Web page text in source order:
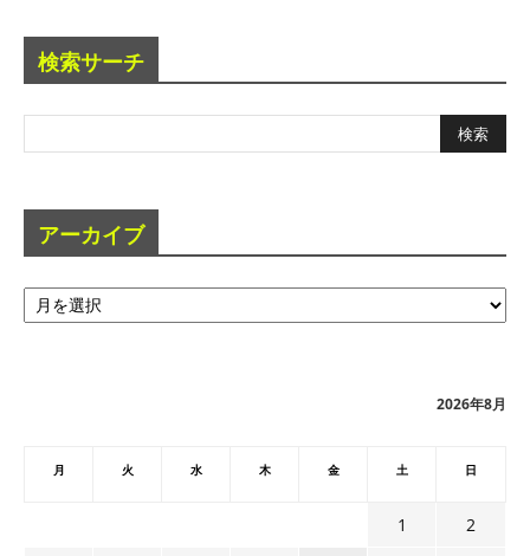
検索サーチ
アーカイブ
ア
ー
2026年8月
月 火 水 木 金 土 日
1
2